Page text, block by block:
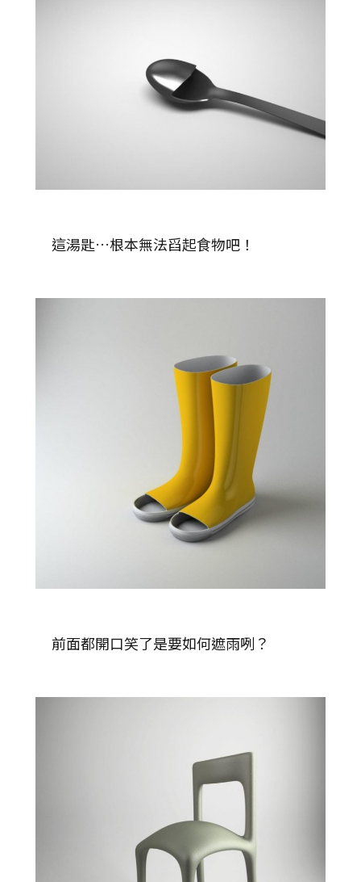
這湯匙…根本無法舀起食物吧！
前面都開口笑了是要如何遮雨咧？